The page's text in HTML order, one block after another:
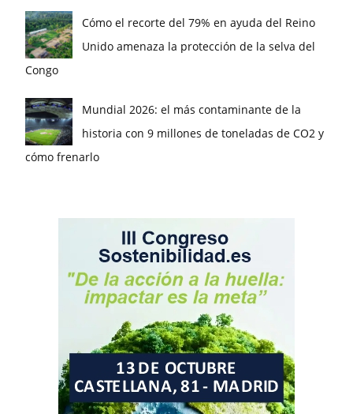
Cómo el recorte del 79% en ayuda del Reino
Unido amenaza la protección de la selva del
Congo
Mundial 2026: el más contaminante de la
historia con 9 millones de toneladas de CO2 y
cómo frenarlo